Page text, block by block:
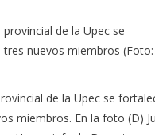
de la Upec se
miembros. En la foto (D)